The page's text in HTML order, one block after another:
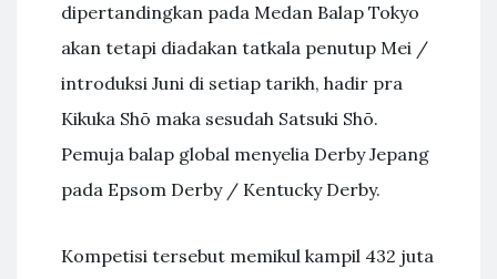
dipertandingkan pada Medan Balap Tokyo
akan tetapi diadakan tatkala penutup Mei /
introduksi Juni di setiap tarikh, hadir pra
Kikuka Shō maka sesudah Satsuki Shō.
Pemuja balap global menyelia Derby Jepang
pada Epsom Derby / Kentucky Derby.
Kompetisi tersebut memikul kampil 432 juta